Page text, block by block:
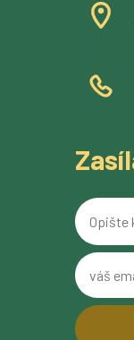
Opište
kód
váš
email